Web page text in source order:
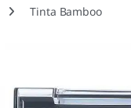
Tinta Bamboo